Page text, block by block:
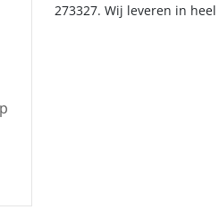
273327. Wij leveren in